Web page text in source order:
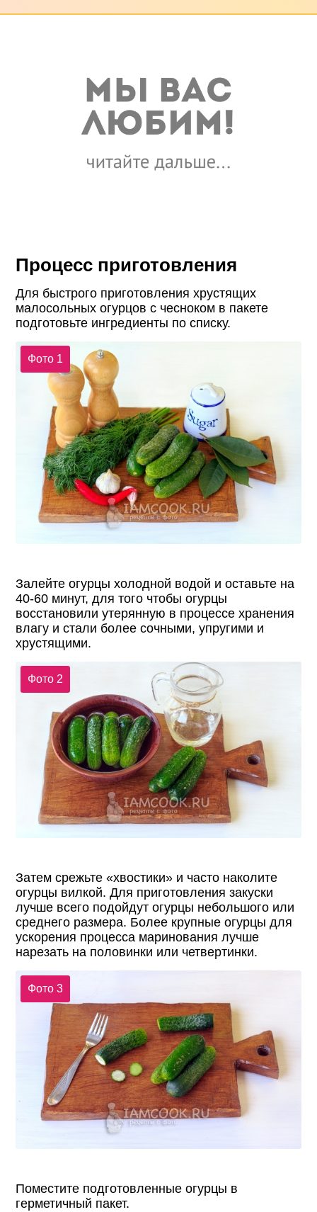
Процесс приготовления
Для быстрого приготовления хрустящих
малосольных огурцов с чесноком в пакете
подготовьте ингредиенты по списку.
Фото 1
Залейте огурцы холодной водой и оставьте на
40-60 минут, для того чтобы огурцы
восстановили утерянную в процессе хранения
влагу и стали более сочными, упругими и
хрустящими.
Фото 2
Затем срежьте «хвостики» и часто наколите
огурцы вилкой. Для приготовления закуски
лучше всего подойдут огурцы небольшого или
среднего размера. Более крупные огурцы для
ускорения процесса маринования лучше
нарезать на половинки или четвертинки.
Фото 3
Поместите подготовленные огурцы в
герметичный пакет.